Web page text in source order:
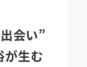
会い”
生む